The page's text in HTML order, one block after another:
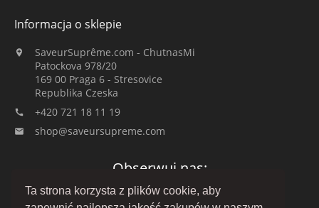
Ta strona korzysta z plików cookie, aby
Informacja o sklepie

SaveurSuprême.com - ChutnasMi
Patockova 978/20
169 00 Praga 6 - Stresovice
Republika Czeska
 +420 721 18 11 19
 shop@saveursupreme.com
Obserwuj nas: